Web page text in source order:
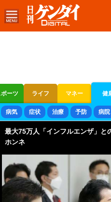
ーツ ライフ マネー 健
ボートレース 競輪 オートレース
病気 症状 治療 予防 病院
最大75万人「インフルエンザ」と
ホンネ